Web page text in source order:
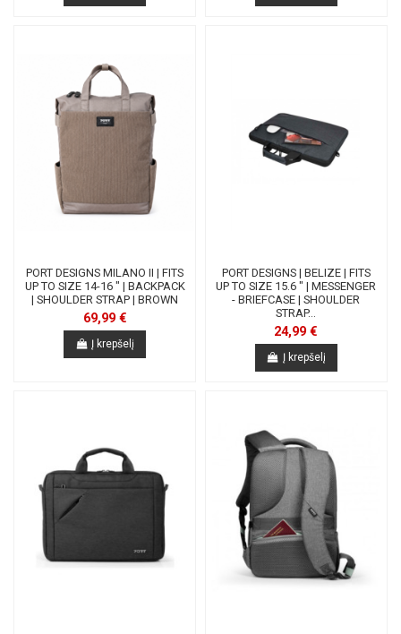
PORT DESIGNS MILANO II | FITS
UP TO SIZE 14-16 " | BACKPACK
| SHOULDER STRAP | BROWN
69,99 €
Į krepšelį
PORT DESIGNS | BELIZE | FITS
UP TO SIZE 15.6 " | MESSENGER
- BRIEFCASE | SHOULDER
STRAP...
24,99 €
Į krepšelį